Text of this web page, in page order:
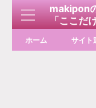
makipon
「ここだ
ホーム サイト